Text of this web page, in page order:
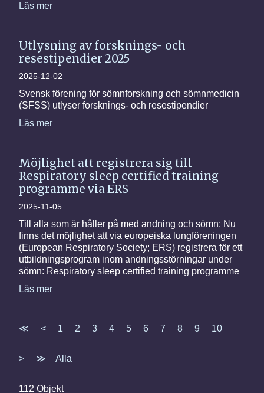
Läs mer
Utlysning av forsknings- och
resestipendier 2025
2025-12-02
Svensk förening för sömnforskning och sömnmedicin
(SFSS) utlyser forsknings- och resestipendier
Läs mer
Möjlighet att registrera sig till
Respiratory sleep certified training
programme via ERS
2025-11-05
Till alla som är håller på med andning och sömn: Nu
finns det möjlighet att via europeiska lungföreningen
(European Respiratory Society; ERS) registrera för ett
utbildningsprogram inom andningsstörningar under
sömn: Respiratory sleep certified training programme
Läs mer
≪ < 1 2 3 4 5 6 7 8 9 10
> ≫ Alla
112 Objekt